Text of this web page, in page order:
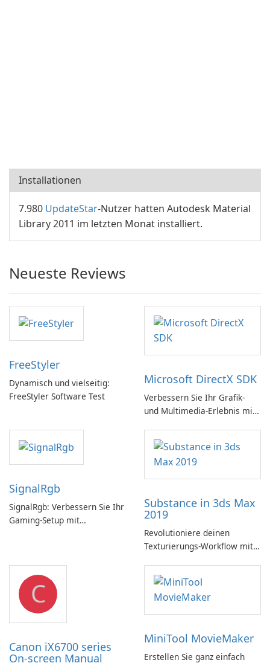
Installationen
7.980 UpdateStar-Nutzer hatten Autodesk Material
Library 2011 im letzten Monat installiert.
Neueste Reviews
FreeStyler
Dynamisch und vielseitig:
FreeStyler Software Test
Microsoft DirectX SDK
Verbessern Sie Ihr Grafik-
und Multimedia-Erlebnis mit
SignalRgb
SignalRgb: Verbessern Sie Ihr
Gaming-Setup mit
Substance in 3ds Max
2019
Revolutioniere deinen
Texturierungs-Workflow mit
C
Canon iX6700 series
On-screen Manual
MiniTool MovieMaker
Erstellen Sie ganz einfach